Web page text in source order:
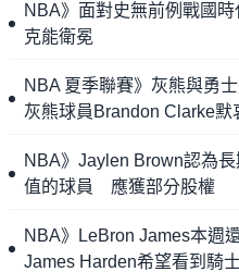
NBA》面對史無前例戰國
克能衛冕
NBA 夏季聯賽》灰熊與勇
灰熊球員Brandon Clarke默
NBA》Jaylen Brown認為
值的球員 應獲部分股權
NBA》LeBron James本週
James Harden希望看到騎